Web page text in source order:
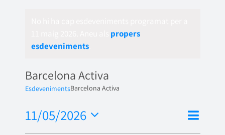
propers
esdeveniments.
Barcelona Activa
EsdevenimentsBarcelona Activa
Vistes
de
Dia
11/05/2026
Selecciona